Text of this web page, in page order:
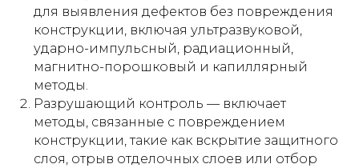
для выявления дефектов без повреждения
конструкции, включая ультразвуковой,
ударно-импульсный, радиационный,
магнитно-порошковый и капиллярный
методы.
Разрушающий контроль — включает
методы, связанные с повреждением
конструкции, такие как вскрытие защитного
слоя, отрыв отделочных слоев или отбор